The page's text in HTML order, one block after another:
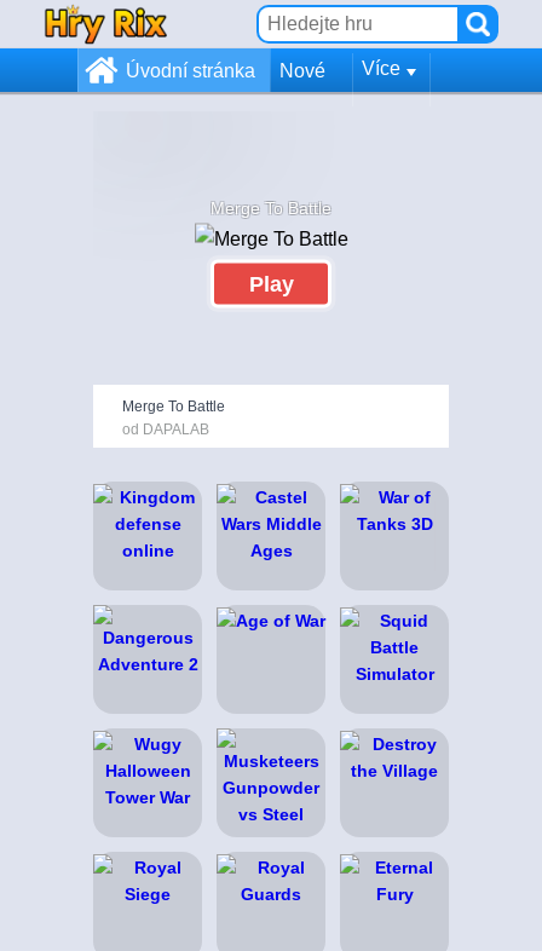
Úvodní stránka Nové Více
Merge To Battle
Play
Merge To Battle
od DAPALAB